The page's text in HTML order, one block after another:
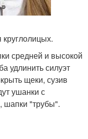
средней и высокой
удлинить силуэт
щеки, сузив
ушанки с
"трубы".